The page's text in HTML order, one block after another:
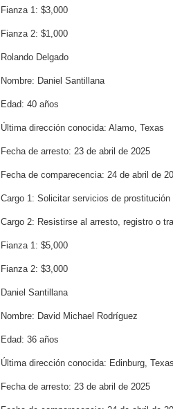
Fianza 1: $3,000
Fianza 2: $1,000
Rolando Delgado
Nombre: Daniel Santillana
Edad: 40 años
Última dirección conocida: Alamo, Texas
Fecha de arresto: 23 de abril de 2025
Fecha de comparecencia: 24 de abril de
Cargo 1: Solicitar servicios de prostitución
Cargo 2: Resistirse al arresto, registro o
Fianza 1: $5,000
Fianza 2: $3,000
Daniel Santillana
Nombre: David Michael Rodríguez
Edad: 36 años
Última dirección conocida: Edinburg, Texas
Fecha de arresto: 23 de abril de 2025